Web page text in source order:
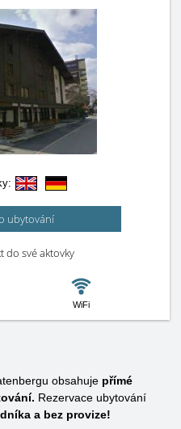
ubytování
do své aktovky
WiFi
obsahuje přímé
Rezervace ubytování
a bez provize!